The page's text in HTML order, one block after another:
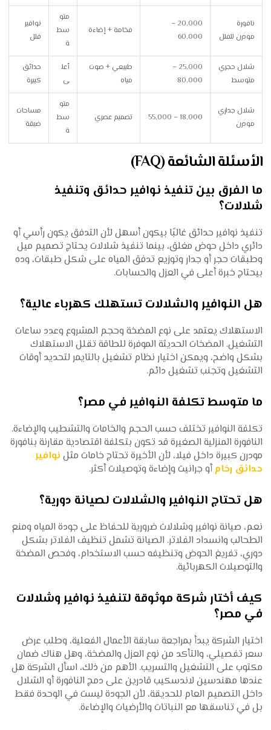
نافورة
مودرن للفلل
20,000 –
60,000
فخامة + إضاءة
متو
سط
ة
نوافير
فلل
شلال حجري
متوسط
25,000 –
80,000
طبيعي + صوت
مياه
أعل
ى
حدائق
كبيرة
شلال جداري
مودرن
18,000 – 55,000 تصميم عصري
متو
سط
ة
مساحات
ضيقة
الأسئلة الشائعة (FAQ)
ما الفرق بين تنفيذ نوافير حدائق وتنفيذ
شلالات؟
تنفيذ نوافير حدائق غالبًا بيكون أسهل لأن التدفق يكون رأسي أو
دائري داخل حوض مغلق، بينما تنفيذ شلالات يحتاج تصميم ميل
وطبقات حجر أو جدار وتوزيع تدفق المياه على شكل طبقات، وده
بيحتاج خبرة أعلى في العزل والحسابات.
هل النوافير والشلالات تستهلك كهرباء عالية؟
الاستهلاك يعتمد على نوع المضخة وحجم المشروع وعدد ساعات
التشغيل. المضخات الحديثة الموفرة للطاقة تقلل الاستهلاك
بشكل واضح، ويمكن اختيار نظام تشغيل بالتايمر لتحديد أوقات
التشغيل وتجنب تشغيل دائم.
ما متوسط تكلفة النوافير في مصر؟
تكلفة النوافير تختلف حسب الحجم والخامات والتشطيب والإضاءة.
النافورة المنزلية الصغيرة قد تكون بتكلفة اقتصادية مقارنة بنافورة
مودرن كبيرة داخل فيلا، لأن الأخيرة تحتاج خامات مثل نوافير
حدائق رخامأو جرانيت وإضاءة وتوصيلات أكثر.
هل تحتاج النوافير والشلالات لصيانة دورية؟
نعم، صيانة نوافير وشلالات ضرورية للحفاظ على جودة المياه ومنع
الطحالب وانسداد الفلاتر. الصيانة تشمل تنظيف الفلاتر بشكل
دوري، تفريغ الحوض وتنظيفه حسب الاستخدام، وفحص المضخة
والتوصيلات الكهربائية.
كيف أختار شركة موثوقة لتنفيذ نوافير وشلالات
في مصر؟
اختيار الشركة يبدأ بمراجعة سابقة الأعمال الفعلية، وطلب عرض
سعر تفصيلي، والتأكد من نوع العزل والمضخة، وهل هناك ضمان
مكتوب على التشغيل والتسريب. الأهم من ذلك، اسأل الشركة هل
عندها مهندسين لاندسكيب قادرين على دمج النافورة أو الشلال
داخل التصميم العام للحديقة، لأن الجودة ليست في الوحدة فقط
بل في تناسقها مع النباتات والأرضيات والإضاءة.